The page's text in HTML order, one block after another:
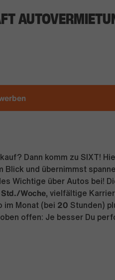
Dann komm zu SIXT!
und übernimmst
Wichtige über Autos bei!
Woche , vielfältige
im Monat (bei 20 Stunden)
offen: Je besser Du